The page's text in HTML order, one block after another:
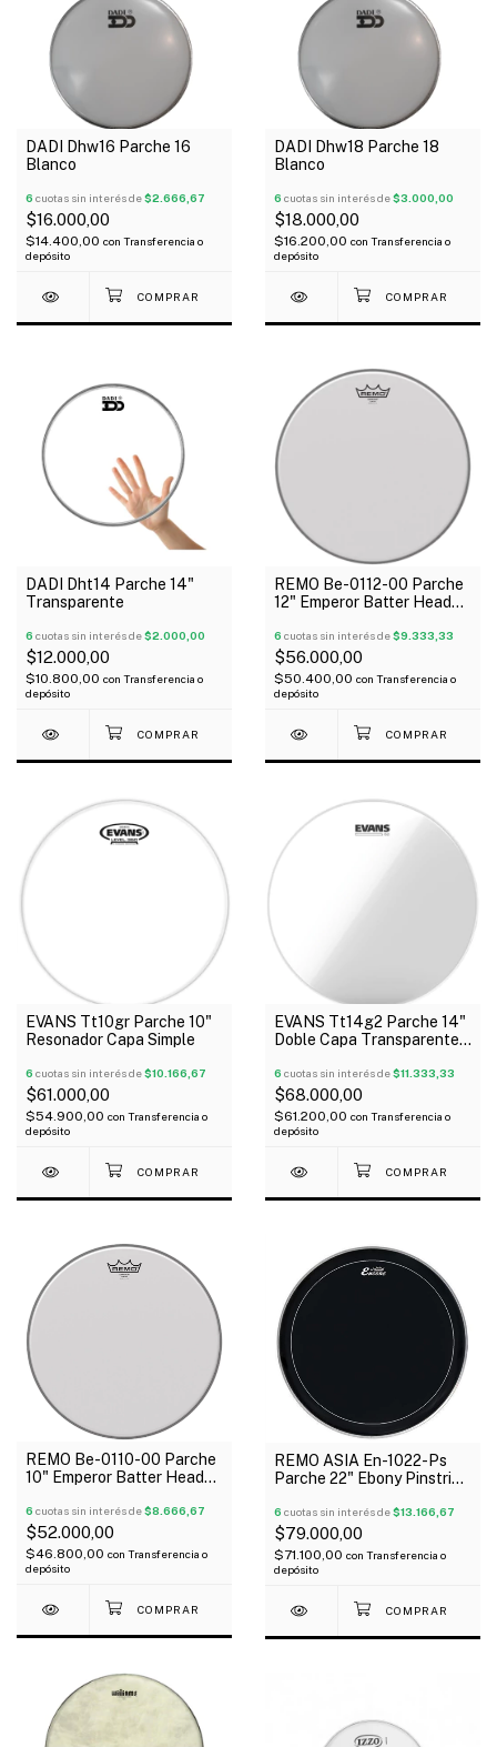
DADI Dhw16 Parche 16
Blanco
6 cuotas sin interés de$2.666,67
$16.000,00
$14.400,00 con Transferencia o
depósito
DADI Dhw18 Parche 18
Blanco
6 cuotas sin interés de$3.000,00
$18.000,00
$16.200,00 con Transferencia o
depósito
DADI Dht14 Parche 14"
Transparente
6 cuotas sin interés de$2.000,00
$12.000,00
$10.800,00 con Transferencia o
depósito
REMO Be-0112-00 Parche
12" Emperor Batter Head
6 cuotas sin interés de$9.333,33
$56.000,00
$50.400,00 con Transferencia o
depósito
EVANS Tt10gr Parche 10"
Resonador Capa Simple
6 cuotas sin interés de$10.166,67
$61.000,00
$54.900,00 con Transferencia o
depósito
EVANS Tt14g2 Parche 14"
Doble Capa Transparente
6 cuotas sin interés de$11.333,33
$68.000,00
$61.200,00 con Transferencia o
depósito
REMO Be-0110-00 Parche
10" Emperor Batter Head
6 cuotas sin interés de$8.666,67
$52.000,00
$46.800,00 con Transferencia o
depósito
REMO ASIA En-1022-Ps
Parche 22" Ebony Pinstripe
6 cuotas sin interés de$13.166,67
$79.000,00
$71.100,00 con Transferencia o
depósito